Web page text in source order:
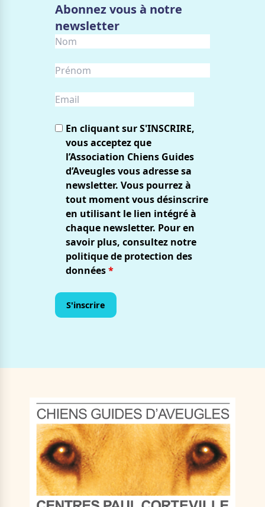
Abonnez vous à notre
newsletter
En cliquant sur S'INSCRIRE,
vous acceptez que
l’Association Chiens Guides
d’Aveugles vous adresse sa
newsletter. Vous pourrez à
tout moment vous désinscrire
en utilisant le lien intégré à
chaque newsletter. Pour en
savoir plus, consultez notre
politique de protection des
données*